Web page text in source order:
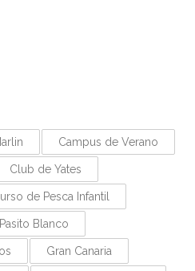
Campus de Verano
Club de Yates
de Pesca Infantil
Blanco
Gran Canaria